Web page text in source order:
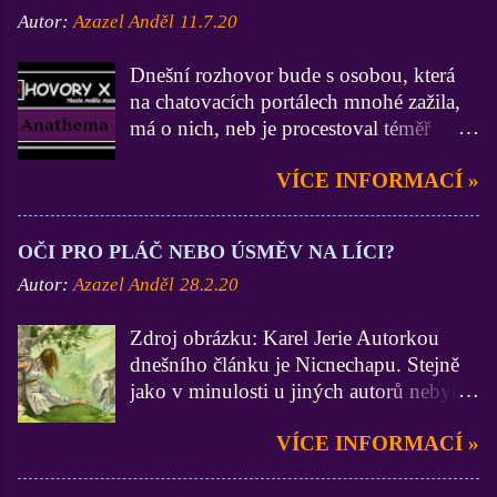
Autor: Azazel Anděl 11.7.20
Dnešní rozhovor bude s osobou, která
na chatovacích portálech mnohé zažila,
má o nich, neb je procestoval téměř
zkušenosti (zdatnější už jsem asi jen Já
na 3 portálech, Lidé.cz, BezvaChat.cz a
SuperPokec.cz. Krom toho, nejen na
Stálého správce. Dámy a pánové, mistr
Anathema. Ty jsi začínal na portálu
Lidé.cz a vím, že dodnes na něj nedáš
Seznam rozhodl staré dobré Lidéčko
vyměnit za naprosto jinou, a shodneme
VÍCE INFORMACÍ »
OČI PRO PLÁČ NEBO ÚSMĚV NA LÍCI?
Autor: Azazel Anděl 28.2.20
Zdroj obrázku: Karel Jerie Autorkou
dnešního článku je Nicnechapu. Stejně
jako v minulosti u jiných autorů nebylo
A to by z mých úvodních liter stačilo,
VÍCE INFORMACÍ »